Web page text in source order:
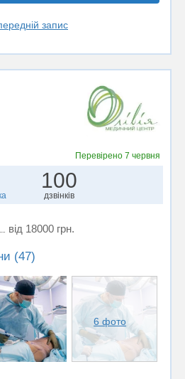
запис
Перевірено 7 червня
100
дзвінків
від 18000 грн.
(47)
6 фото